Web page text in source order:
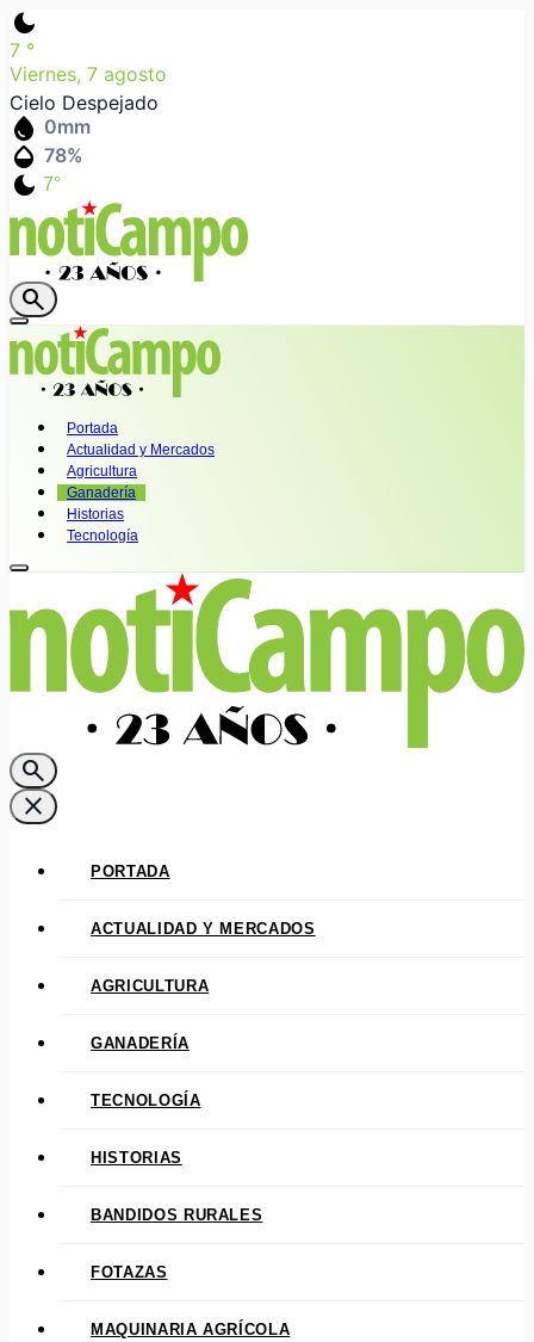
dark_mode
7 °
Viernes, 7 agosto
Cielo Despejado
water_drop 0mm
humidity_mid 78%
dark_mode 7°
search
Portada
Actualidad y Mercados
Agricultura
Ganadería
Historias
Tecnología
search
close
PORTADA
ACTUALIDAD Y MERCADOS
AGRICULTURA
GANADERÍA
TECNOLOGÍA
HISTORIAS
BANDIDOS RURALES
FOTAZAS
MAQUINARIA AGRÍCOLA